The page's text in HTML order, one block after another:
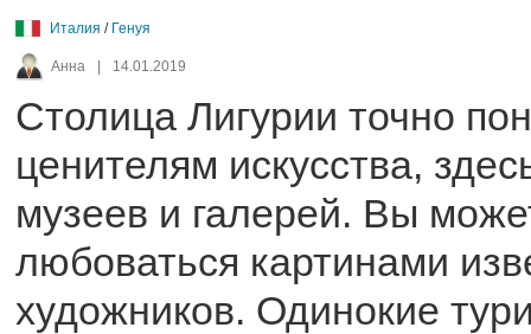
Италия / Генуя
Анна 14.01.2019
Столица Лигурии точно
ценителям искусства,
музеев и галерей. Вы
любоваться картинами
художников. Одинокие